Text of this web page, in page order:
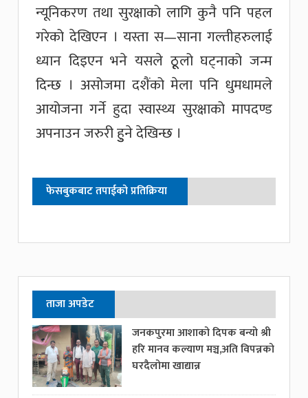
न्यूनिकरण तथा सुरक्षाको लागि कुनै पनि पहल
गरेको देखिएन । यस्ता स—साना गल्तीहरुलाई
ध्यान दिइएन भने यसले ठूूलो घट्नाको जन्म
दिन्छ । असोजमा दशैंको मेला पनि धुमधामले
आयोजना गर्ने हुदा स्वास्थ्य सुरक्षाको मापदण्ड
अपनाउन जरुरी हुुने देखिन्छ ।
फेसबुकबाट तपाईको प्रतिक्रिया
ताजा अपडेट
जनकपुरमा आशाको दिपक बन्यो श्री
हरि मानव कल्याण मञ्च,अति विपन्नको
घरदैलोमा खाद्यान्न